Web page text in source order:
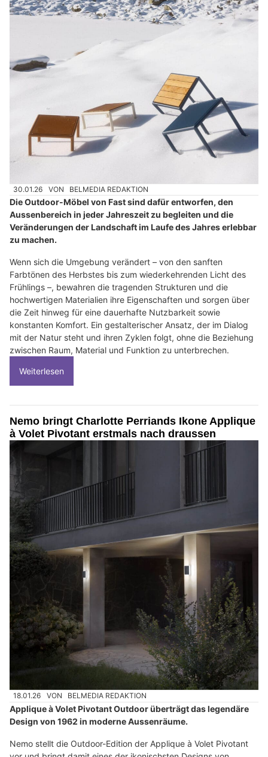
30.01.26 VON BELMEDIA REDAKTION
Die Outdoor-Möbel von Fast sind dafür entworfen, den
Aussenbereich in jeder Jahreszeit zu begleiten und die
Veränderungen der Landschaft im Laufe des Jahres erlebbar
zu machen.
Wenn sich die Umgebung verändert – von den sanften
Farbtönen des Herbstes bis zum wiederkehrenden Licht des
Frühlings –, bewahren die tragenden Strukturen und die
hochwertigen Materialien ihre Eigenschaften und sorgen über
die Zeit hinweg für eine dauerhafte Nutzbarkeit sowie
konstanten Komfort. Ein gestalterischer Ansatz, der im Dialog
mit der Natur steht und ihren Zyklen folgt, ohne die Beziehung
zwischen Raum, Material und Funktion zu unterbrechen.
Weiterlesen
Nemo bringt Charlotte Perriands Ikone Applique
à Volet Pivotant erstmals nach draussen
18.01.26 VON BELMEDIA REDAKTION
Applique à Volet Pivotant Outdoor überträgt das legendäre
Design von 1962 in moderne Aussenräume.
Nemo stellt die Outdoor-Edition der Applique à Volet Pivotant